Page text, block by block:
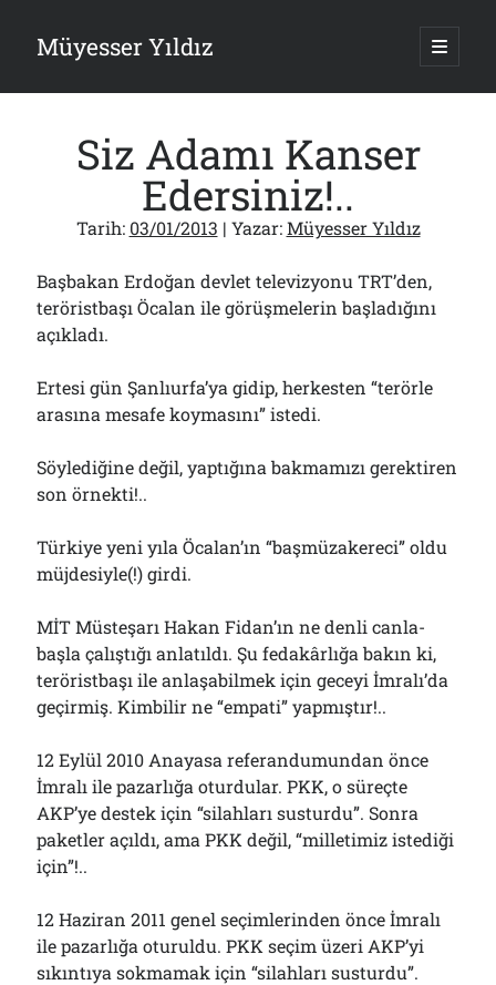
Müyesser Yıldız ana
Yan
Menü
Gazi’den Milletvekillerine Kurşun Gibi Sözler!..
07/08/2026
Türkiye 2.0’a Gidiş!..
05/08/2026
15 Temmuz Soruları… Nasuh Mahruki’nin “Suçu”!..
03/08/2026
Er Gaziler 20 Gün Sonra Gelen MSB Heyetine Böyle İsyan Etti:“Bizi
01/08/2026
Papazın “Komutanı” Ayasofya ve Patrikhane İçin ABD’yi Göreve
Arşivler
Arşivler
Siz Adamı Kanser
Edersiniz!..
Tarih: 03/01/2013 | Yazar:Müyesser Yıldız
Başbakan Erdoğan devlet televizyonu TRT’den,
teröristbaşı Öcalan ile görüşmelerin başladığını
açıkladı.
Ertesi gün Şanlıurfa’ya gidip, herkesten “terörle
arasına mesafe koymasını” istedi.
Söylediğine değil, yaptığına bakmamızı gerektiren
son örnekti!..
Türkiye yeni yıla Öcalan’ın “başmüzakereci” oldu
müjdesiyle(!) girdi.
MİT Müsteşarı Hakan Fidan’ın ne denli canla-
başla çalıştığı anlatıldı. Şu fedakârlığa bakın ki,
teröristbaşı ile anlaşabilmek için geceyi İmralı’da
geçirmiş. Kimbilir ne “empati” yapmıştır!..
12 Eylül 2010 Anayasa referandumundan önce
İmralı ile pazarlığa oturdular. PKK, o süreçte
AKP’ye destek için “silahları susturdu”. Sonra
paketler açıldı, ama PKK değil, “milletimiz istediği
için”!..
12 Haziran 2011 genel seçimlerinden önce İmralı
ile pazarlığa oturuldu. PKK seçim üzeri AKP’yi
sıkıntıya sokmamak için “silahları susturdu”.